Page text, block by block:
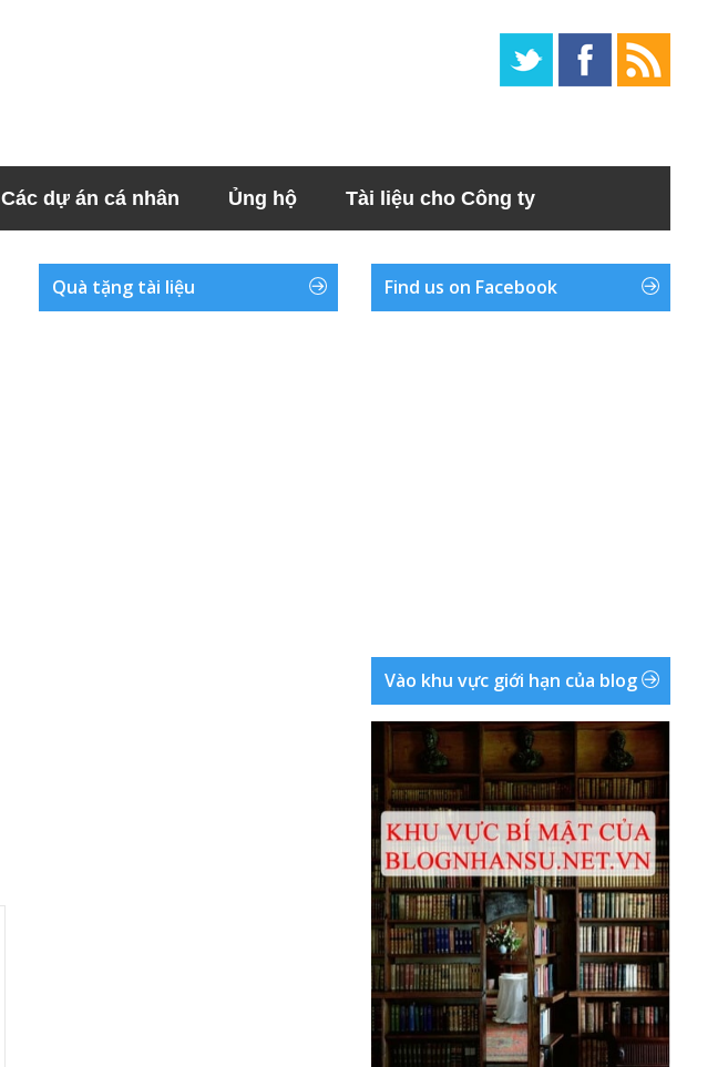
Các dự án cá nhân Ủng hộ Tài liệu cho Công ty
Quà tặng tài liệu Find us on Facebook
Vào khu vực giới hạn của blog